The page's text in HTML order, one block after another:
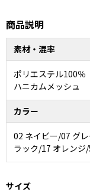
商品説明
素材・混率
ポリエステル100％
ハニカムメッシュ
カラー
02 ネイビー/07 グ
ラック/17 オレンジ
サイズ